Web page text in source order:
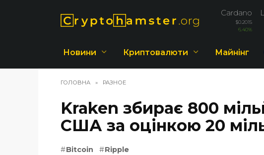
Cardano
$0.2015
6.40%
Новини Криптовалюти Майнінг
ГОЛОВНА » РАЗНОЕ
Kraken збирає 800
США за оцінкою 20
Bitcoin Ripple